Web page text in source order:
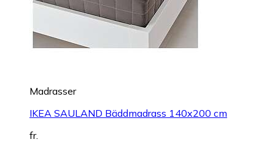
Madrasser
IKEA SAULAND Bäddmadrass 140x200 cm
fr.